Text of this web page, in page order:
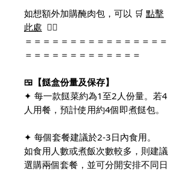
如想額外加購醃肉包，可以 🛒 點擊
此處 👈🏻
＝＝＝＝＝＝＝＝＝＝＝＝＝＝＝＝
＝＝＝＝＝＝＝＝＝＝＝＝＝
🍱【餸盒份量及保存】
✦ 每一款餸菜約為1至2人份量。若4
人用餐，預計使用約4個即煮餸包。
✦ 每個套餐建議於2-3日內食用。
如食用人數或煮飯次數較多，則建議
選購兩個套餐，並可分開安排不同日